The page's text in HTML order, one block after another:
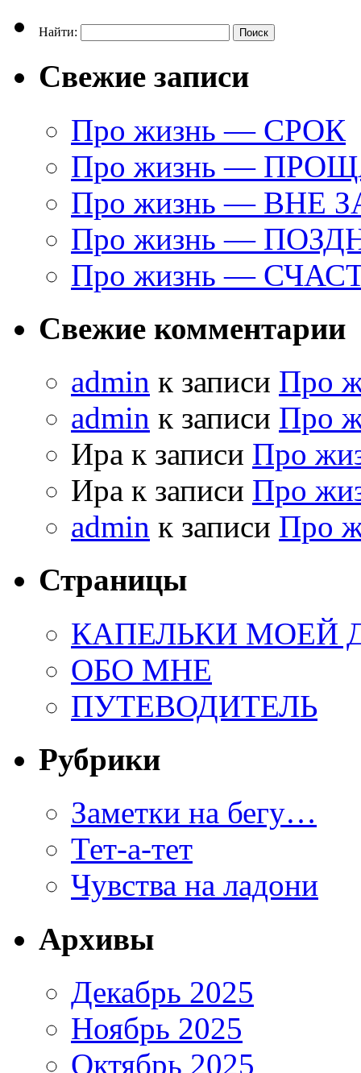
Найти:
Свежие записи
Про жизнь — СРОК
Про жизнь —
Про жизнь — ВНЕ
Про жизнь —
Про жизнь —
Свежие комментарии
admin к записи Про
admin к записи Про
Ира к записи Про
Ира к записи Про
admin к записи Про
Страницы
КАПЕЛЬКИ МОЕЙ
ОБО МНЕ
ПУТЕВОДИТЕЛЬ
Рубрики
Заметки на бегу…
Тет-а-тет
Чувства на ладони
Архивы
Декабрь 2025
Ноябрь 2025
Октябрь 2025